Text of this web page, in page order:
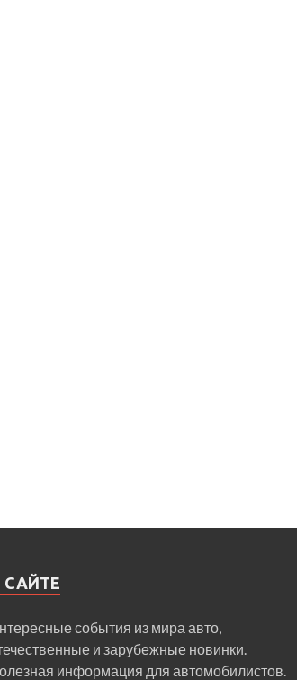
САЙТЕ
события из мира авто,
и зарубежные новинки.
информация для автомобилистов.